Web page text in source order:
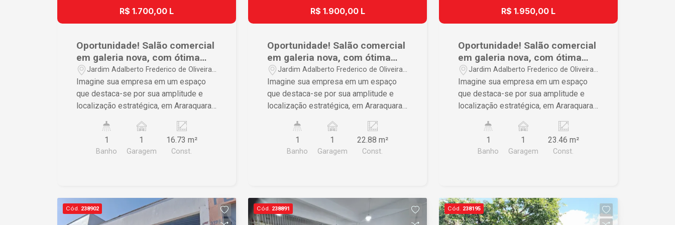
R$ 1.700,00 L
Oportunidade! Salão comercial
em galeria nova, com ótima
localização.
Jardim Adalberto Frederico de Oliveira
Roxo i - Araraquara/SP
Imagine sua empresa em um espaço
que destaca-se por sua amplitude e
localização estratégica, em Araraquara.
aproximadamente 16m², banheiro, copa,
quintal privativo e recuo para carros.
Localização estratégica, próximo a
imóvel pode contribuir para o sucesso
do seu empreendimento!
1
Banho
1
Garagem
16.73 m²
Const.
R$ 1.900,00 L
Oportunidade! Salão comercial
em galeria nova, com ótima
localização.
Jardim Adalberto Frederico de Oliveira
Roxo i - Araraquara/SP
Imagine sua empresa em um espaço
que destaca-se por sua amplitude e
localização estratégica, em Araraquara.
aproximadamente 22m², banheiro, copa,
quintal privativo e recuo para carros.
Localização estratégica, próximo a
imóvel pode contribuir para o sucesso
do seu empreendimento!
1
Banho
1
Garagem
22.88 m²
Const.
R$ 1.950,00 L
Oportunidade! Salão comercial
em galeria nova, com ótima
localização.
Jardim Adalberto Frederico de Oliveira
Roxo i - Araraquara/SP
Imagine sua empresa em um espaço
que destaca-se por sua amplitude e
localização estratégica, em Araraquara.
aproximadamente 23m², banheiro, copa,
quintal privativo e recuo para carros.
Localização estratégica, próximo a
imóvel pode contribuir para o sucesso
do seu empreendimento!
1
Banho
1
Garagem
23.46 m²
Const.
Cód. 238902 Cód. 238891 Cód. 238195